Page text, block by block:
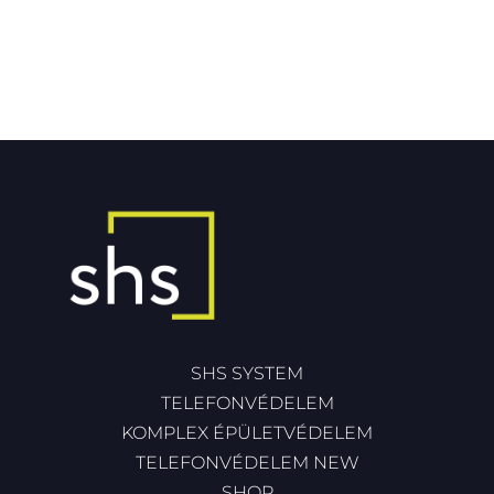
SHS SYSTEM
TELEFONVÉDELEM
KOMPLEX ÉPÜLETVÉDELEM
TELEFONVÉDELEM NEW